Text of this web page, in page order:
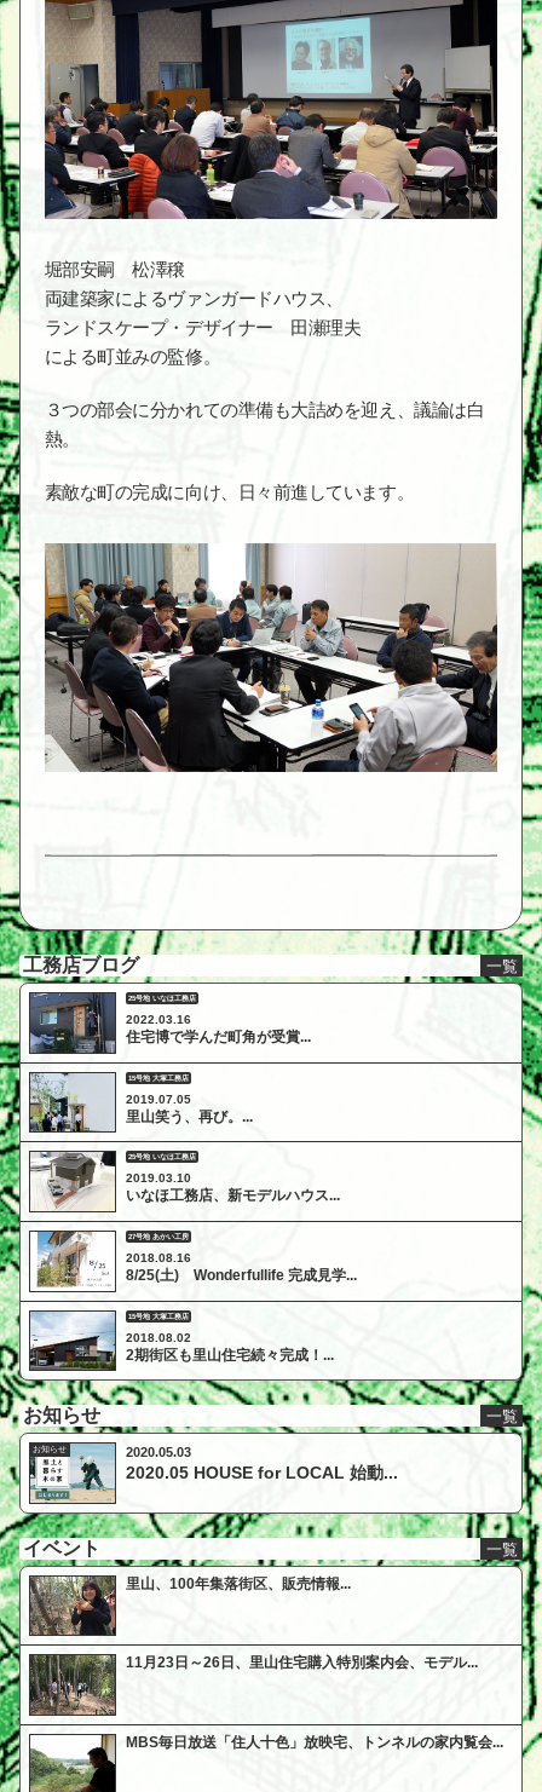
堀部安嗣 松澤穣
両建築家によるヴァンガードハウス、
ランドスケープ・デザイナー 田瀬理夫
による町並みの監修。
３つの部会に分かれての準備も大詰めを迎え、議論は白
熱。
素敵な町の完成に向け、日々前進しています。
工務店ブログ 一覧
25号地 いなほ工務店
2022.03.16
住宅博で学んだ町角が受賞...
15号地 大塚工務店
2019.07.05
里山笑う、再び。...
25号地 いなほ工務店
2019.03.10
いなほ工務店、新モデルハウス...
27号地 あかい工房
2018.08.16
8/25(土) Wonderfullife 完成見学...
15号地 大塚工務店
2018.08.02
2期街区も里山住宅続々完成！...
お知らせ 一覧
お知らせ 2020.05.03
2020.05 HOUSE for LOCAL 始動...
イベント 一覧
里山、100年集落街区、販売情報...
11月23日～26日、里山住宅購入特別案内会、モデル...
MBS毎日放送「住人十色」放映宅、トンネルの家内覧会...